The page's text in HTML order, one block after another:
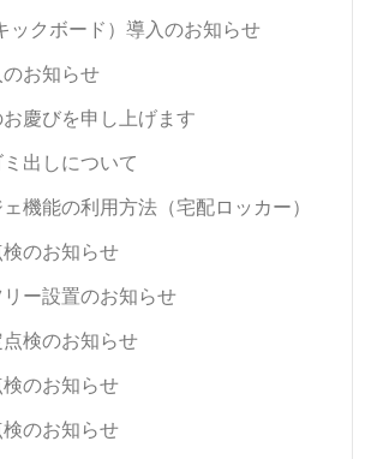
ックボード）導入のお知らせ
お知らせ
慶びを申し上げます
出しについて
機能の利用方法（宅配ロッカー）
のお知らせ
ー設置のお知らせ
検のお知らせ
のお知らせ
のお知らせ